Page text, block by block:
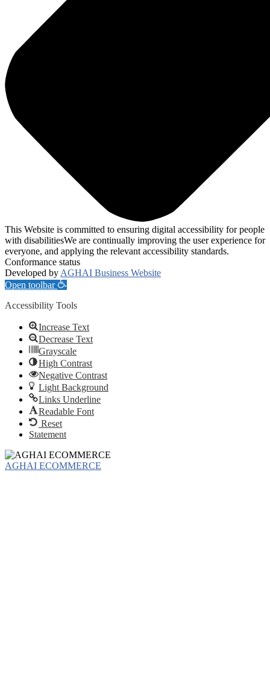
This Website is committed to ensuring digital accessibility for people
with disabilitiesWe are continually improving the user experience for
everyone, and applying the relevant accessibility standards.
Conformance status
Developed by AGHAI Business Website
Open toolbar
Accessibility Tools
Increase Text
Decrease Text
Grayscale
High Contrast
Negative Contrast
Light Background
Links Underline
Readable Font
Reset
Statement
AGHAI ECOMMERCE